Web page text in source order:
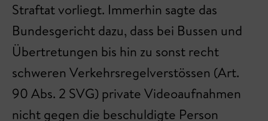
Straftat vorliegt. Immerhin sagte das
Bundesgericht dazu, dass bei Bussen und
Übertretungen bis hin zu sonst recht
schweren Verkehrsregelverstössen (Art.
90 Abs. 2 SVG) private Videoaufnahmen
nicht gegen die beschuldigte Person